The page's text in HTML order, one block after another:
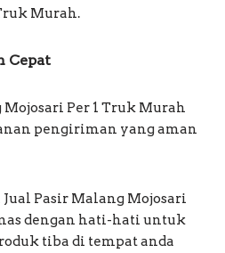
Murah.
Cepat
Per 1 Truk Murah
pengiriman yang aman
Pasir Malang Mojosari
dengan hati-hati untuk
tiba di tempat anda